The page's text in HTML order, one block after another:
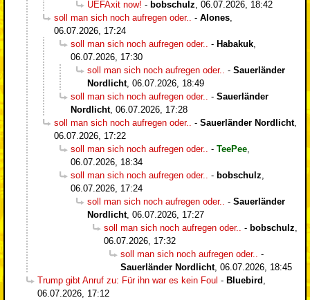
UEFAxit now! - bobschulz 06.07.2026, 18:42
soll man sich noch aufregen oder..
- Alones
06.07.2026, 17:24
soll man sich noch aufregen oder..
- Habakuk
06.07.2026, 17:30
soll man sich noch aufregen oder..
- Sauerländer
Nordlicht, 06.07.2026, 18:49
soll man sich noch aufregen oder..
- Sauerländer
Nordlicht, 06.07.2026, 17:28
soll man sich noch aufregen oder..
- Sauerländer Nordlicht,
06.07.2026, 17:22
soll man sich noch aufregen oder..
- TeePee
06.07.2026, 18:34
soll man sich noch aufregen oder..
- bobschulz
06.07.2026, 17:24
soll man sich noch aufregen oder..
- Sauerländer
Nordlicht, 06.07.2026, 17:27
soll man sich noch aufregen oder..
- bobschulz
06.07.2026, 17:32
soll man sich noch aufregen oder..
-
Sauerländer Nordlicht, 06.07.2026, 18:45
Trump gibt Anruf zu: Für ihn war es kein Foul - Bluebird
06.07.2026, 17:12